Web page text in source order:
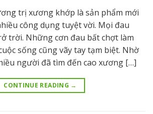
trị xương khớp là sản phẩm mới
công dụng tuyệt vời. Mọi đau
trời. Những cơn đau bất chợt làm
sống cũng vãy tay tạm biệt. Nhờ
người đã tìm đến cao xương […]
CONTINUE READING →